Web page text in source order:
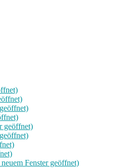
geöffnet)
Fenster geöffnet)